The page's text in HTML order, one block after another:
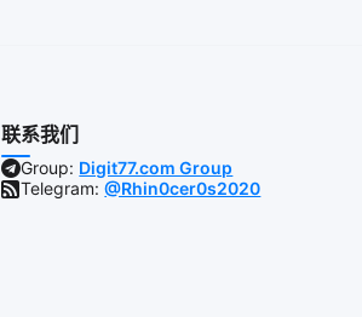
联系我们
Group: Digit77.com Group
Telegram:@Rhin0cer0s2020